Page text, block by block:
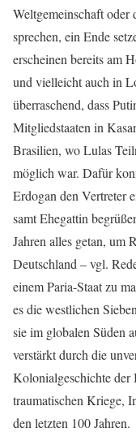
Weltgemeinschaft oder
sprechen, ein Ende
erscheinen bereits am
und vielleicht auch in
überraschend, dass
Mitgliedstaaten in
Brasilien, wo Lulas
möglich war. Dafür
Erdogan den Vertreter
samt Ehegattin
Jahren alles getan, um
Deutschland – vgl.
einem Paria-Staat zu
es die westlichen
sie im globalen Süden
verstärkt durch die
Kolonialgeschichte
traumatischen Kriege,
den letzten 100 Jahren.